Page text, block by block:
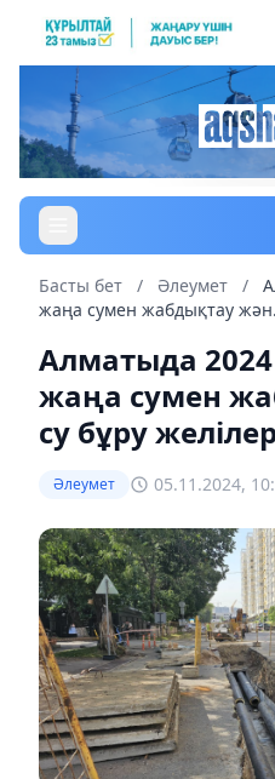
Басты бет / Әлеумет /
жаңа сумен жабдықтау
Алматыда
жаңа сумен
су бұру
Әлеумет 05.11.2024,